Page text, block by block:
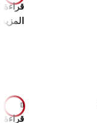
قراءة
المزيد
قراءة